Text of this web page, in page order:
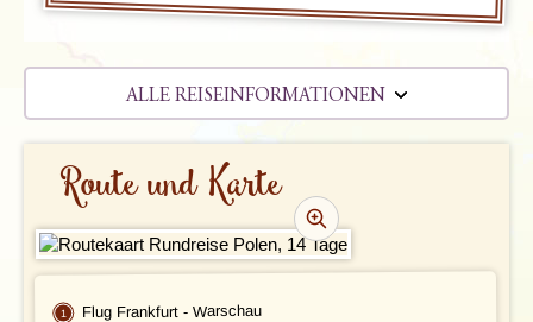
ALLE REISEINFORMATIONEN
REISEVERLAUF
TERMINE | PREISE
REZENSIONEN
PRAKTISCHE INFOS
Route und Karte
Flug Frankfurt - Warschau